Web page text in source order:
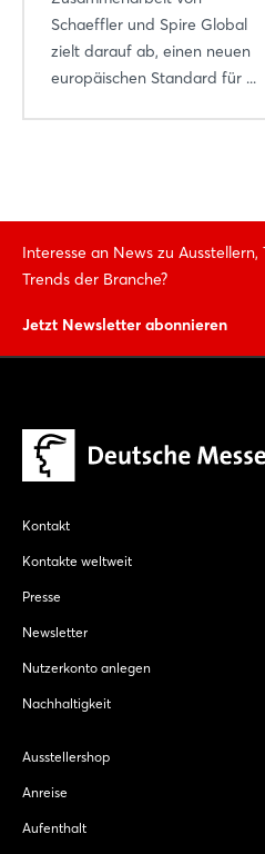
Schaeffler und Spire Global
zielt darauf ab, einen neuen
europäischen Standard für ...
Interesse an News zu
Trends der Branche?
Jetzt Newsletter abonnieren
Kontakt
Kontakte weltweit
Presse
Newsletter
Nutzerkonto anlegen
Nachhaltigkeit
Ausstellershop
Anreise
Aufenthalt